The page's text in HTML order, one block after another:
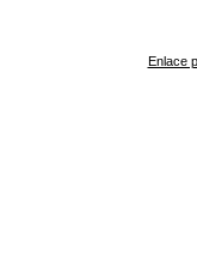
Enlace